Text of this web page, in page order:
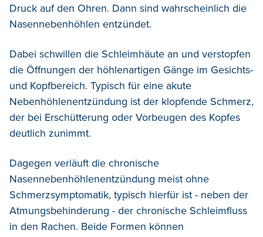
Druck auf den Ohren. Dann sind wahrscheinlich die
Nasennebenhöhlen entzündet.
Dabei schwillen die Schleimhäute an und verstopfen
die Öffnungen der höhlenartigen Gänge im Gesichts-
und Kopfbereich. Typisch für eine akute
Nebenhöhlenentzündung ist der klopfende Schmerz,
der bei Erschütterung oder Vorbeugen des Kopfes
deutlich zunimmt.
Dagegen verläuft die chronische
Nasennebenhöhlenentzündung meist ohne
Schmerzsymptomatik, typisch hierfür ist - neben der
Atmungsbehinderung - der chronische Schleimfluss
in den Rachen. Beide Formen können